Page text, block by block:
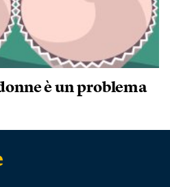
è un problema